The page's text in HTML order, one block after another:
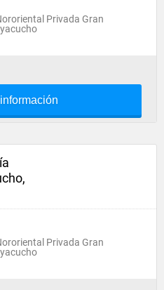
Privada Gran
Privada Gran